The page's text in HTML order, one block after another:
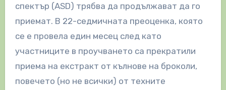
спектър (ASD) трябва да продължават да го
приемат. В 22-седмичната преоценка, която
се е провела един месец след като
участниците в проучването са прекратили
приема на екстракт от кълнове на броколи,
повечето (но не всички) от техните